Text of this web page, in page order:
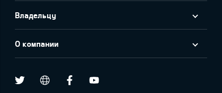
Владельцу
О компании
Twitter draugiem.lvFacebook